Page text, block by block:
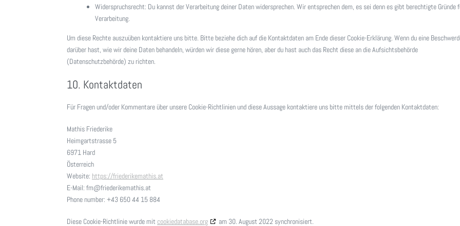
Widerspruchsrecht: Du kannst der Verarbeitung deiner Daten widersprechen. Wir entsprechen dem, es sei denn es gibt berechtigte Gründe
Verarbeitung.
Um diese Rechte auszuüben kontaktiere uns bitte. Bitte beziehe dich auf die Kontaktdaten am Ende dieser Cookie-Erklärung. Wenn du eine
darüber hast, wie wir deine Daten behandeln, würden wir diese gerne hören, aber du hast auch das Recht diese an die Aufsichtsbehörde
(Datenschutzbehörde) zu richten.
10. Kontaktdaten
Für Fragen und/oder Kommentare über unsere Cookie-Richtlinien und diese Aussage kontaktiere uns bitte mittels der folgenden Kontaktdaten:
Mathis Friederike
Heimgartstrasse 5
6971 Hard
Österreich
Website: https://friederikemathis.at
E-Mail: fm@friederikemathis.at
Phone number: +43 650 44 15 884
Diese Cookie-Richtlinie wurde mit cookiedatabase.org am 30. August 2022 synchronisiert.